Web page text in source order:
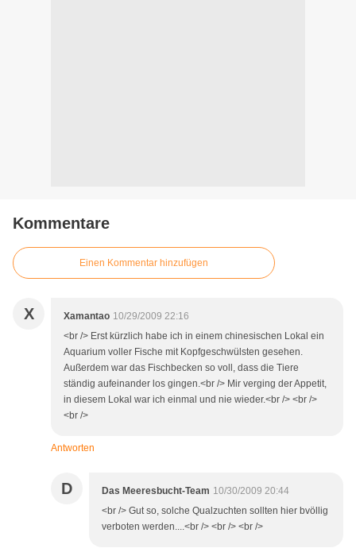
Kommentare
Einen Kommentar hinzufügen
X Xamantao 10/29/2009 22:16
<br /> Erst kürzlich habe ich in einem chinesischen Lokal ein
Aquarium voller Fische mit Kopfgeschwülsten gesehen.
Außerdem war das Fischbecken so voll, dass die Tiere
ständig aufeinander los gingen.<br /> Mir verging der Appetit,
in diesem Lokal war ich einmal und nie wieder.<br /> <br />
<br />
Antworten
D Das Meeresbucht-Team 10/30/2009 20:44
<br /> Gut so, solche Qualzuchten sollten hier bvöllig
verboten werden....<br /> <br /> <br />